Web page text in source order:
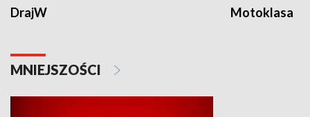
DrajW Motoklasa
MNIEJSZOŚCI